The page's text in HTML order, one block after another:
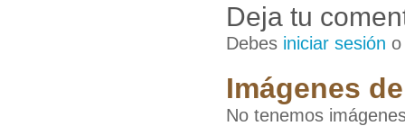
Deja tu
Debes iniciar sesión
Imágenes
No tenemos